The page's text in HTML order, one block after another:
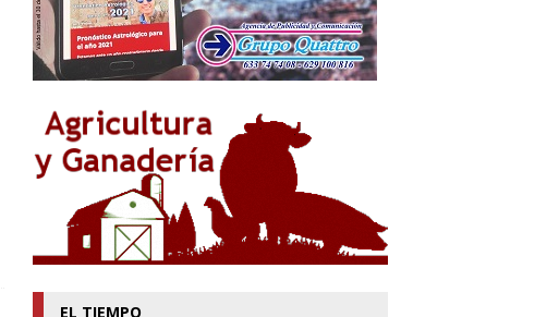
EL TIEMPO